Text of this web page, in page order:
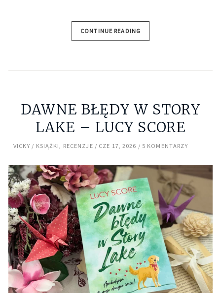
CONTINUE READING
DAWNE BŁĘDY W STORY
LAKE – LUCY SCORE
VICKY KSIĄŻKI RECENZJE CZE 17, 2026 5 KOMENTARZY